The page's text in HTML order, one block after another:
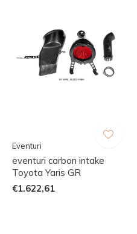
Eventuri
eventuri carbon intake
Toyota Yaris GR
€1.622,61